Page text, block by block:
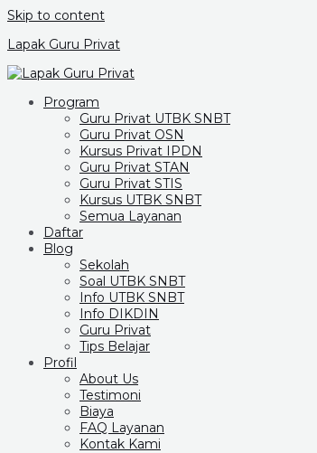
Skip to content
Lapak Guru Privat
Program
Guru Privat UTBK SNBT
Guru Privat OSN
Kursus Privat IPDN
Guru Privat STAN
Guru Privat STIS
Kursus UTBK SNBT
Semua Layanan
Daftar
Blog
Sekolah
Soal UTBK SNBT
Info UTBK SNBT
Info DIKDIN
Guru Privat
Tips Belajar
Profil
About Us
Testimoni
Biaya
FAQ Layanan
Kontak Kami